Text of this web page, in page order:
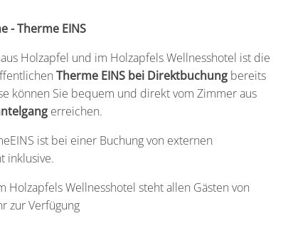
- Therme EINS
Holzapfel und im Holzapfels Wellnesshotel ist die
Therme EINS bei Direktbuchung bereits
können Sie bequem und direkt vom Zimmer aus
erreichen.
ist bei einer Buchung von externen
inklusive.
Holzapfels Wellnesshotel steht allen Gästen von
zur Verfügung